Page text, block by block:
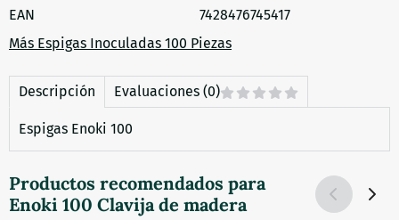
EAN
7428476745417
Más Espigas Inoculadas 100 Piezas
Descripción Evaluaciones (0)
Espigas Enoki 100
Productos recomendados para
Enoki 100 Clavija de madera